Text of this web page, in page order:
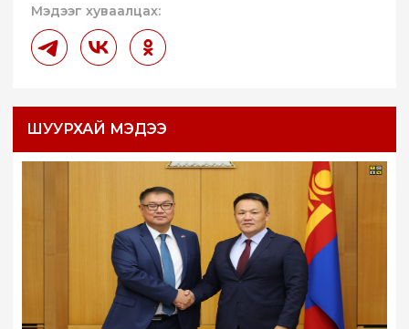
Мэдээг хуваалцах:
ШУУРХАЙ МЭДЭЭ